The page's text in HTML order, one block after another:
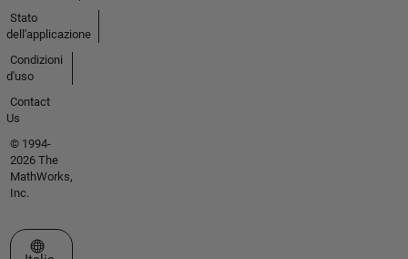
Stato
dell'applicazione
Condizioni
d'uso
Contact
Us
© 1994-
2026 The
MathWorks,
Inc.
Seleziona un sito web